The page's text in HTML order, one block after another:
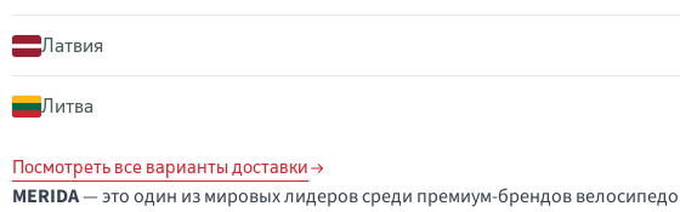
Латвия
Литва
Посмотреть все варианты доставки
MERIDA— это один из мировых лидеров среди премиум-брендов